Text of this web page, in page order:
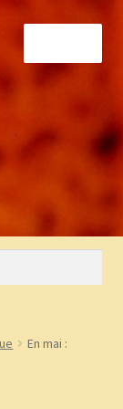
En mai :